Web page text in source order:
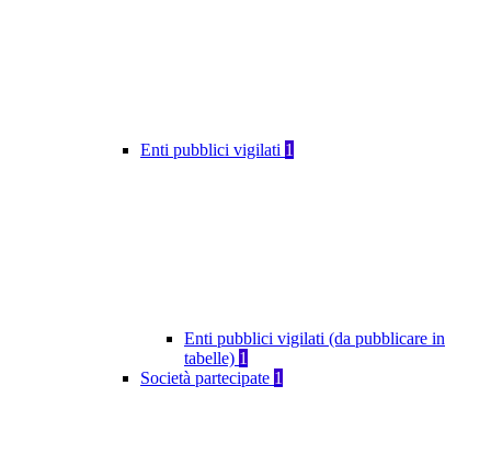
Enti pubblici vigilati 1
Enti pubblici vigilati (da pubblicare in
tabelle) 1
Società partecipate 1